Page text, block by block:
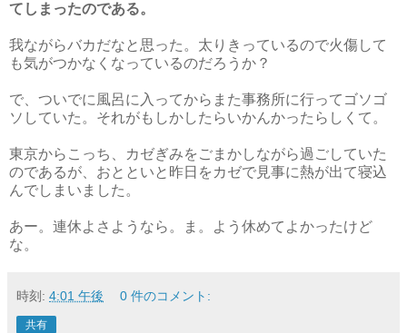
てしまったのである。
我ながらバカだなと思った。太りきっているので火傷して
も気がつかなくなっているのだろうか？
で、ついでに風呂に入ってからまた事務所に行ってゴソゴ
ソしていた。それがもしかしたらいかんかったらしくて。
東京からこっち、カゼぎみをごまかしながら過ごしていた
のであるが、おとといと昨日をカゼで見事に熱が出て寝込
んでしまいました。
あー。連休よさようなら。ま。よう休めてよかったけど
な。
時刻: 4:01 午後 0 件のコメント:
共有